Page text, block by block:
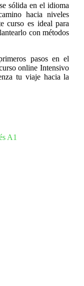
sólida en el idioma
hacia niveles
curso es ideal para
con métodos
pasos en el
online Intensivo
tu viaje hacia la
A1